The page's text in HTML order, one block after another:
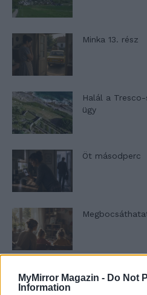
MyMirror Magazin - Do Not
Information
Minka 13. rész
Halál a
ügy
Öt másodperc